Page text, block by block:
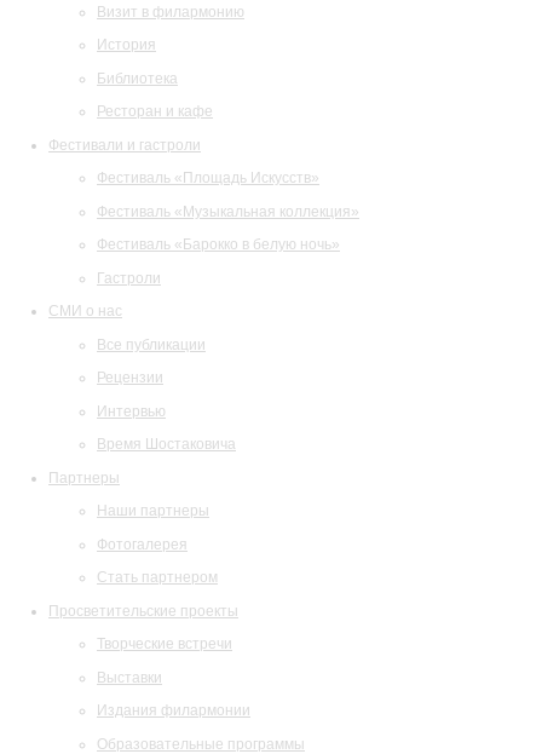
Визит в филармонию
История
Библиотека
Ресторан и кафе
Фестивали и гастроли
Фестиваль «Площадь Искусств»
Фестиваль «Музыкальная коллекция»
Фестиваль «Барокко в белую ночь»
Гастроли
СМИ о нас
Все публикации
Рецензии
Интервью
Время Шостаковича
Партнеры
Наши партнеры
Фотогалерея
Стать партнером
Просветительские проекты
Творческие встречи
Выставки
Издания филармонии
Образовательные программы